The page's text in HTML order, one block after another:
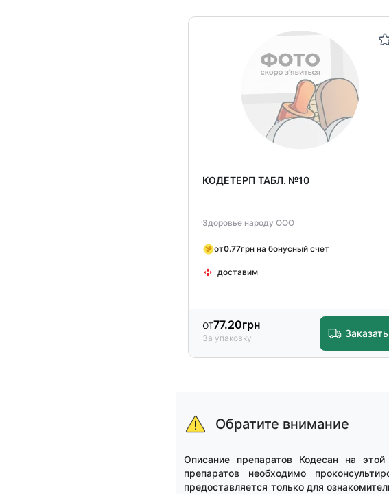
КОДЕТЕРП ТАБЛ. №10
Здоровье народу ООО
от0.77грн на бонусный счет
доставим
от77.20грн
За упаковку Заказать
3
Обратите внимание
Описание препаратов Кодесан на
препаратов необходимо
предоставляется только для